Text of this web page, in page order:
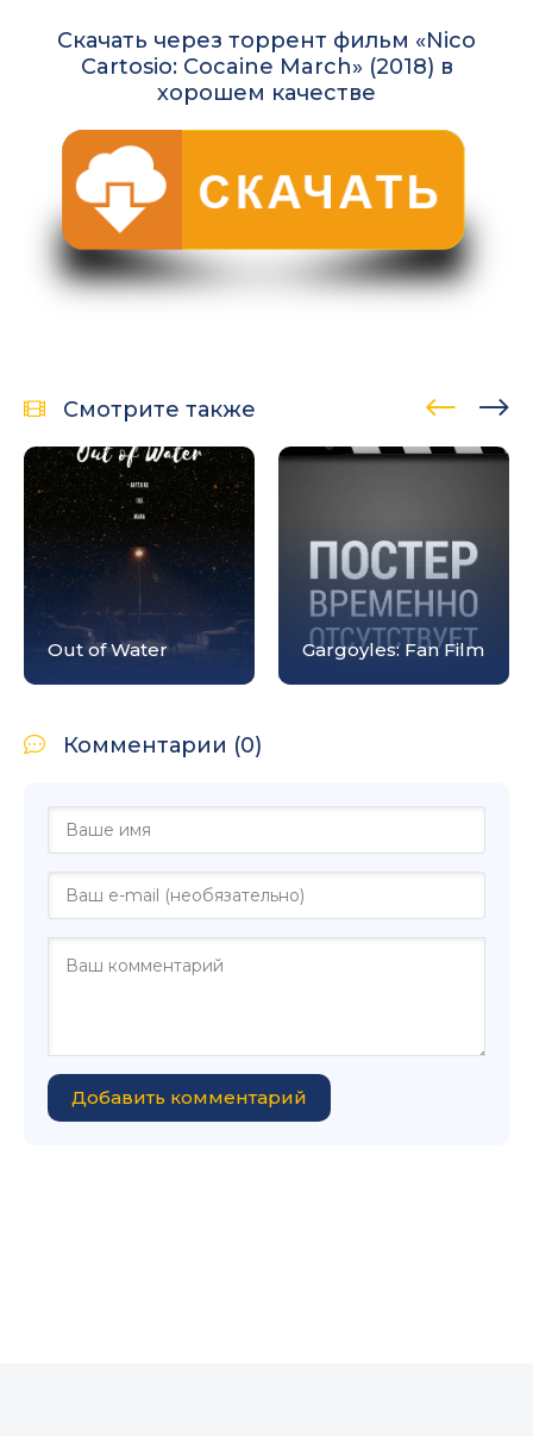
Скачать через торрент фильм «Nico
Cartosio: Cocaine March» (2018) в
хорошем качестве
Смотрите также
Out of Water Gargoyles: Fan Film
Комментарии (0)
Добавить комментарий